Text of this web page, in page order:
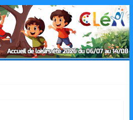
CLéA
–